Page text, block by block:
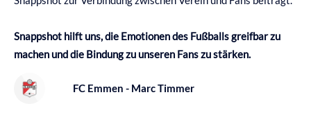
Snappshot hilft uns, die Emotionen des Fußballs greifbar zu
machen und die Bindung zu unseren Fans zu stärken.
FC Emmen - Marc Timmer